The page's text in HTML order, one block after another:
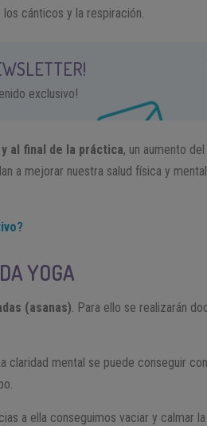
cánticos y la respiración.
exclusivo!
al final de la práctica, un aumento
a mejorar nuestra salud física y
YOGA
(asanas). Para ello se realizarán
claridad mental se puede conseguir
a ella conseguimos vaciar y calmar